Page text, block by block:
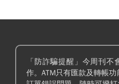
「防詐騙提醒」今周刊不
作。ATM只有匯款及轉帳